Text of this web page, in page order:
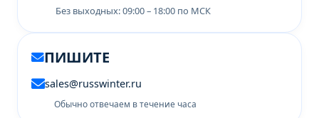
Без выходных: 09:00 – 18:00 по МСК
ПИШИТЕ
sales@russwinter.ru
Обычно отвечаем в течение часа